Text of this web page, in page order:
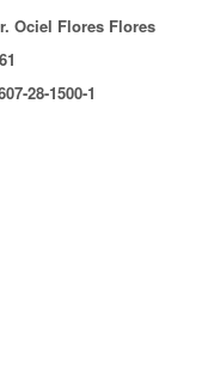
Ociel Flores Flores
28-1500-1